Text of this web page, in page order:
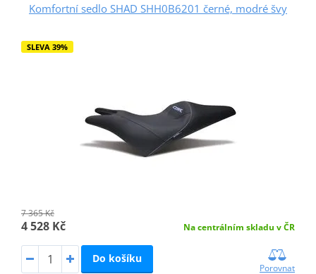
Komfortní sedlo SHAD SHH0B6201 černé, modré švy
SLEVA 39%
7 365 Kč
4 528 Kč Na centrálním skladu v ČR
Do košíku
Porovnat